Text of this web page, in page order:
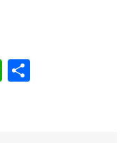
WhatsApp